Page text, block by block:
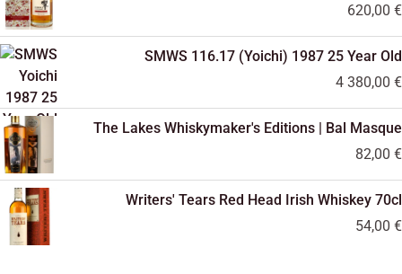
620,00 €
SMWS 116.17 (Yoichi) 1987 25 Year Old
4 380,00 €
The Lakes Whiskymaker's Editions | Bal Masque
82,00 €
Writers' Tears Red Head Irish Whiskey 70cl
54,00 €